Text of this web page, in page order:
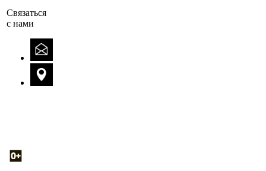
Cвязаться
с нами